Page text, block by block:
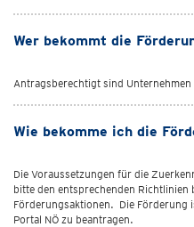
Wer bekommt die
Antragsberechtigt sind
Wie bekomme ich die
Die Voraussetzungen für die
bitte den entsprechenden
Förderungsaktionen. Die
Portal NÖ zu beantragen.